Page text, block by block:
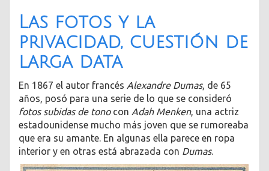
Las fotos y la
privacidad, cuestión de
larga data
En 1867 el autor francés Alexandre Dumas, de 65
años, posó para una serie de lo que se consideró
fotos subidas de tonocon Adah Menken, una actriz
estadounidense mucho más joven que se rumoreaba
que era su amante. En algunas ella parece en ropa
interior y en otras está abrazada con Dumas.